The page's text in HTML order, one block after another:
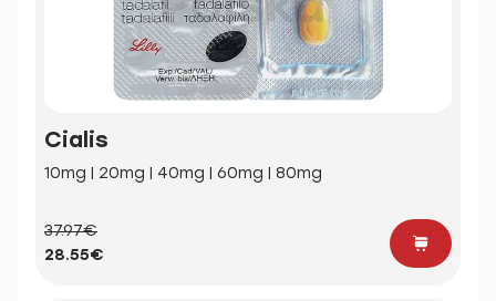
Cialis
10mg | 20mg | 40mg | 60mg | 80mg
37.97€
28.55€